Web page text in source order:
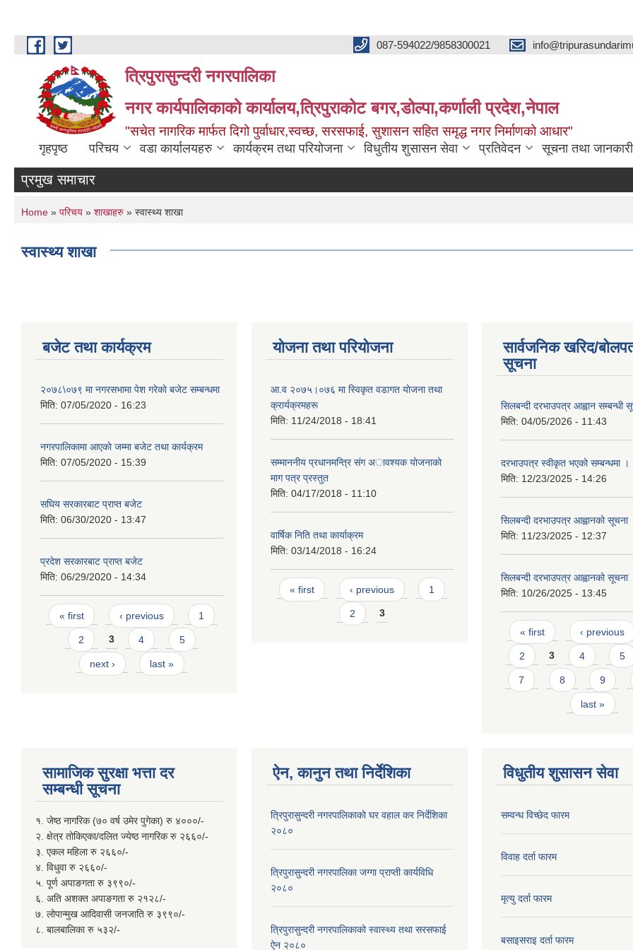
Skip to main content 087-594022/9858300021
त्रिपुरासुन्दरी नगरपालिका
नगर कार्यपालिकाको कार्यालय,त्रिपुराकोट बगर,डोल्पा,कर्णाली प्रदेश,नेपाल
"सचेत नागरिक मार्फत दिगो पुर्वाधार,स्वच्छ, सरसफाई, सुशासन सहित समृद्ध नगर निर्माणको आधार"
गृहपृष्ठ परिचय वडा कार्यालयहरु कार्यक्रम तथा परियोजना विधुतीय शुसासन सेवा प्रतिवेदन सूचना तथा जानकारी
प्रमुख समाचार
You are here
Home » परिचय » शाखाहरु » स्वास्थ्य शाखा
स्वास्थ्य शाखा
बजेट तथा कार्यक्रम
२०७८\०७९ मा नगरसभामा पेश गरेकाे बजेट सम्बन्धमा
मिति: 07/05/2020 - 16:23
नगरपालिकामा आएकाे जम्मा बजेट तथा कार्यक्रम
मिति: 07/05/2020 - 15:39
सघिय सरकारबाट प्राप्त बजेट
मिति: 06/30/2020 - 13:47
प्रदेश सरकारबाट प्राप्त बजेट
मिति: 06/29/2020 - 14:34
Pages
« first ‹ previous 1
2 3 4 5
next › last »
योजना तथा परियोजना
आ.व २०७५।०७६ मा स्विकृत वडागत याेजना तथा
क्रार्यक्रमहरू
मिति: 11/24/2018 - 18:41
सम्माननीय प्रधानमन्त्रि संग अावश्यक याेजनाकाे
माग पत्र प्रस्तुत
मिति: 04/17/2018 - 11:10
वार्षिक निति तथा कार्याक्रम
मिति: 03/14/2018 - 16:24
Pages
« first ‹ previous 1
2 3
सार्वजनिक खरिद/
सूचना
सिलबन्दी दरभाउपत्र आह्वान सम्बन्धी
मिति: 04/05/2026 - 11:43
दरभाउपत्र स्वीकृत भएको सम्बन्धमा ।
मिति: 12/23/2025 - 14:26
सिलबन्दी दरभाउपत्र आह्वानको सूचना
मिति: 11/23/2025 - 12:37
सिलबन्दी दरभाउपत्र आह्वानको सूचना
मिति: 10/26/2025 - 13:45
Pages
« first ‹ previous
2 3 4 5
7 8 9
last »
सामाजिक सुरक्षा भत्ता दर
सम्बन्धी सूचना
१. जेष्ठ नागरिक (७० वर्ष उमेर पुगेका) रु ४०००/-
२. क्षेत्र तोकिएका/दलित ज्येष्ठ नागरिक रु २६६०/-
३. एकल महिला रु २६६०/-
४. विधुवा रु २६६०/-
५. पूर्ण अपाङगता रु ३९९०/-
६. अति अशक्त अपाङगता रु २१२८/-
७. लोपान्मुख आदिवासी जनजाति रु ३९९०/-
८. बालबालिका रु ५३२/-
ऐन, कानुन तथा निर्देशिका
त्रिपुरासुन्दरी नगरपालिकाको घर वहाल कर निर्देशिका
२०८०
त्रिपुरासुन्दरी नगरपालिका जग्गा प्राप्ती कार्यविधि
२०८०
त्रिपुरासुन्दरी नगरपालिकाको स्वास्थ्य तथा सरसफाई
ऐन २०८०
विधुतीय शुसासन सेवा
सम्वन्ध विच्छेद फारम
विवाह दर्ता फारम
मृत्यु दर्ता फारम
बसाइसराइ दर्ता फारम